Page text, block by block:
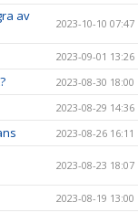
av
2023-10-10 07:47
2023-09-01 13:26
2023-08-30 18:00
2023-08-29 14:36
2023-08-26 16:11
2023-08-23 18:07
2023-08-19 13:00